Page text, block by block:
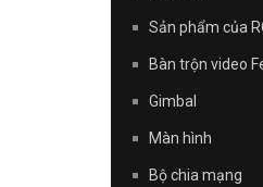
Sản phẩm của
Bàn trộn video
Gimbal
Màn hình
Bộ chia mạng